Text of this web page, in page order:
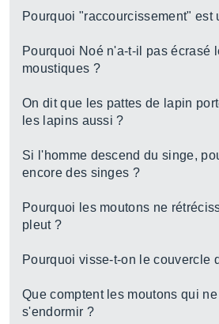
Pourquoi "raccourcissement" est
Pourquoi Noé n'a-t-il pas écrasé
moustiques ?
On dit que les pattes de lapin
les lapins aussi ?
Si l'homme descend du singe,
encore des singes ?
Pourquoi les moutons ne
pleut ?
Pourquoi visse-t-on le couvercle
Que comptent les moutons qui
s'endormir ?